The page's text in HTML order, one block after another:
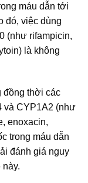
máu dẫn tới
đó, việc dùng
(như rifampicin,
là không
đồng thời các
và CYP1A2 (như
enoxacin,
trong máu dẫn
đánh giá nguy